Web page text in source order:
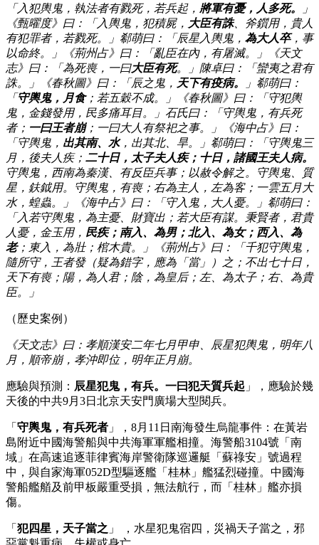
「入犯輿鬼，執法者有戮死，若兵起， 將軍有憂，人多死。
」
《甄曜度》曰：「入輿鬼，犯積屍， 大臣有誅、斧鑕用，貴人
有犯罪者，若戮死。」郗萌曰：「辰星入輿鬼， 為大人卒，事
以命終。」《荊州占》曰：「亂臣在內，有屠滅。」《天文
志》曰：「為死喪，一曰大臣有死。」陳卓曰：「蠻夷之君有
誅。」《春秋圖》曰：「辰之鬼， 天下有疫病。
」郗萌曰：
「 守輿鬼，月食；若五穀不成。」《春秋圖》曰：「守犯輿
鬼，金錢發用，民多痛耳目。」石氏曰：「守輿鬼，有兵死
者； 一曰王者崩；一曰大人有祭祀之事。」《海中占》曰：
「守輿鬼， 出其南、水，出其北、旱。」郗萌曰：「守輿鬼三
月，後夫人疾； 二十日，太子夫人疾；十日，諸國王夫人病。
守輿鬼，西南為秦漢、有反臣兵事；以赦令解之。守輿鬼、質
星，鈇鉞用。守輿鬼，有喪；右為主人，左為客；一雲五月大
水，蝗蟲。」《海中占》曰：「守入鬼，大人憂。」郗萌曰：
「入若守輿鬼，為主憂、財寶出；若大臣有謀。秉賢者，君貴
人憂，金玉用， 民疾；南入、為男；北入、為女；西入、為
老；東入，為壯；棺木貴。」《荊州占》曰：「千犯守輿鬼，
隨所守，王者發（疑為錯字，應為「當」）之；不出七十日，
天下有喪；陽，為人君；陰，為皇后；左、為太子；右、為貴
臣。」
（歷史案例）
《天文志》曰：孝順漢安二年七月甲申、辰星犯輿鬼，明年八
月，順帝崩，孝沖即位，明年正月崩。
應驗與預測： 辰星犯鬼，有兵。一曰犯天質兵起 」，應驗於幾
天後的中共9月3日北京天安門廣場大型閱兵。
「 守輿鬼，有兵死者 」，8月11日南海發生烏龍事件：在黃岩
島附近中國海警船與中共海軍軍艦相撞。海警船3104號「南
域」在高速追逐菲律賓海岸警衛隊巡邏艇「蘇祿安」號過程
中，與自家海軍052D型驅逐艦「桂林」艦猛烈碰撞。中國海
警船艦艏及前甲板嚴重受損，無法航行，而「桂林」艦亦損
傷。
「 犯四星，天子當之 」 ，水星犯鬼宿四，災禍天子當之，邪